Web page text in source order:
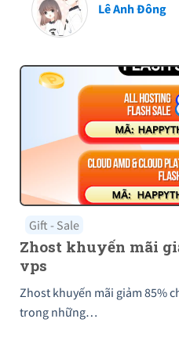
Lê Anh Đông
Gift - Sale
Zhost khuyến mãi
vps
Zhost khuyến mãi giảm 85%
trong những…